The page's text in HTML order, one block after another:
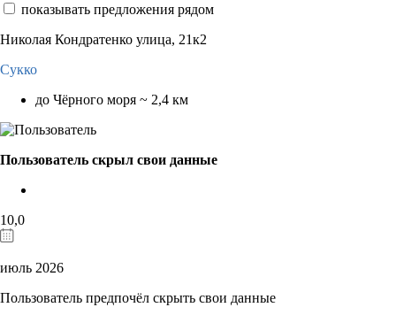
показывать предложения рядом
Николая Кондратенко улица, 21к2
Сукко
до Чёрного моря ~ 2,4 км
Пользователь скрыл свои данные
10,0
июль 2026
Пользователь предпочёл скрыть свои данные